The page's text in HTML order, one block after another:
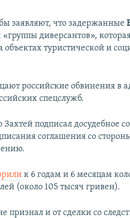
заявляют, что задержанные
диверсантов»,
объектах туристической и
российские обвинения в
спецслужб.
Захтей подписал досудебное
соглашения со
к 6 годам и 6 месяцам
(около 105 тысяч гривен).
признал и от сделки со